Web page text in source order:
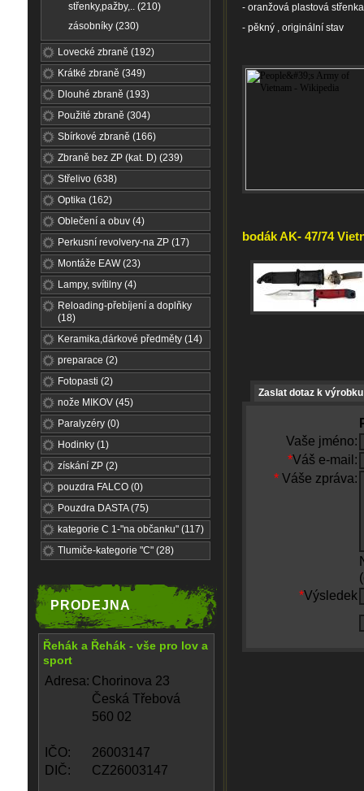
střenky,pažby,.. (210)
zásobníky (230)
Lovecké zbraně (192)
Krátké zbraně (349)
Dlouhé zbraně (193)
Použité zbraně (304)
Sbírkové zbraně (166)
Zbraně bez ZP (kat. D) (239)
Střelivo (638)
Optika (162)
Oblečení a obuv (4)
Perkusní revolvery-na ZP (17)
Montáže EAW (23)
Lampy, svítilny (4)
Reloading-přebíjení a doplňky
(18)
Keramika,dárkové předměty (14)
preparace (2)
Fotopasti (2)
nože MIKOV (45)
Paralyzéry (0)
Hodinky (1)
získání ZP (2)
pouzdra FALCO (0)
Pouzdra DASTA (75)
kategorie C 1-"na občanku" (117)
Tlumiče-kategorie "C" (28)
PRODEJNA
Řehák a Řehák - vše pro lov a
sport
Adresa: Chorinova 23
Česká Třebová
560 02
IČO:
26003147
DIČ:
CZ26003147
- oranžová plastová střenka
- pěkný , originální stav
bodák AK- 47/74
Zaslat dotaz k výrobku
Vaše jméno:
*Váš e-mail:
* Váše zpráva:
*Výsledek